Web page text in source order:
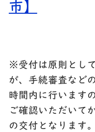
市】
※受付は原則とし
が、手続審査など
時間内に行います
ご確認いただいて
の交付となります